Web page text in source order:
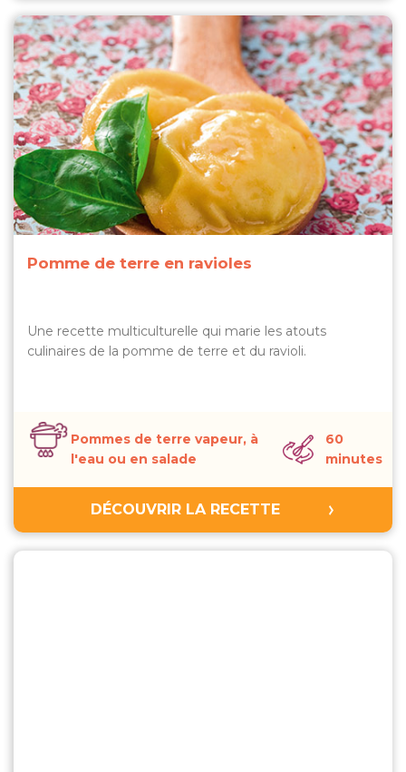
Pomme de terre en ravioles
Une recette multiculturelle qui marie les atouts
culinaires de la pomme de terre et du ravioli.
Pommes de terre vapeur, à
l'eau ou en salade
60
minutes
DÉCOUVRIR LA RECETTE